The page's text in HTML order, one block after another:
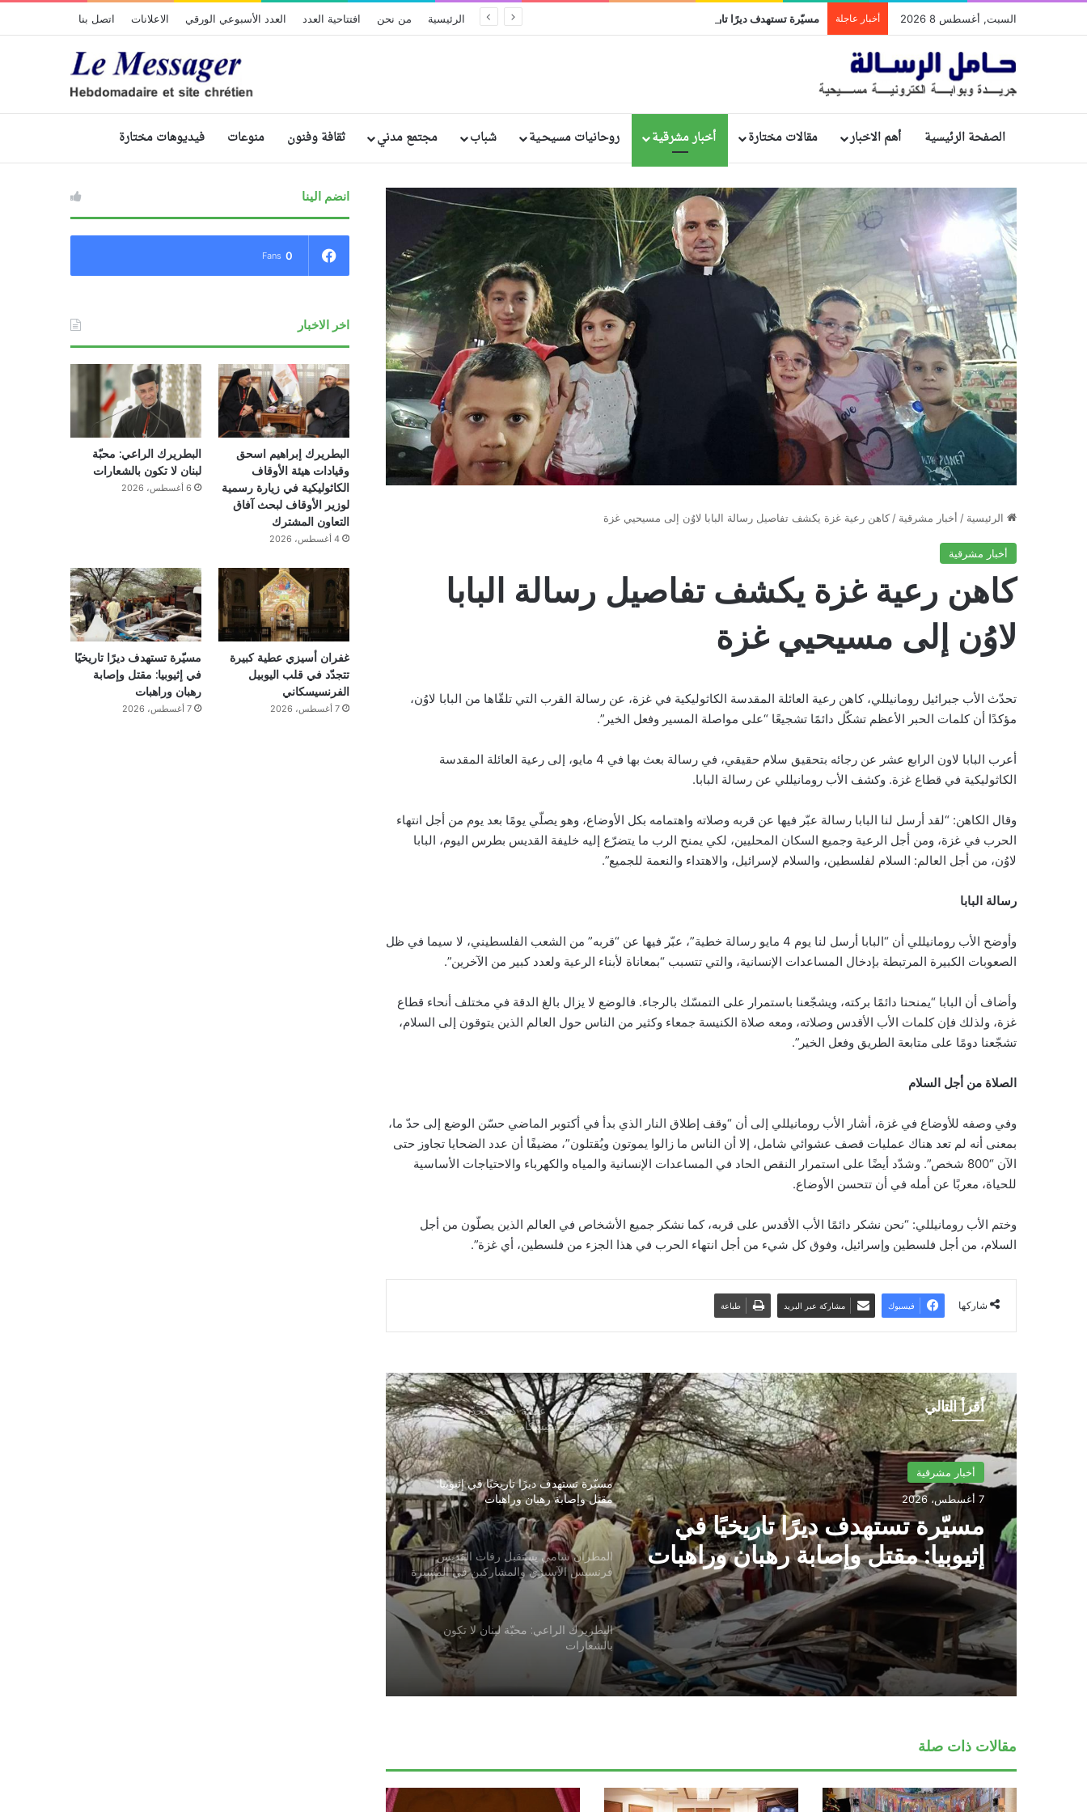
السبت, أغسطس 8 2026 أخبار عاجلة مسيّرة تستهدف ديرًا تاريخيًا في إثيوبيا: مقتل وإصابة رهبان وراهبات الرئيسية من نحن افتتاحية العدد العدد الأسبوعي الورقي الاعلانات اتصل بنا
الصفحة الرئيسية أهم الاخبار مقالات مختارة أخبار مشرقية روحانيات مسيحـية شباب مجتمع مدني ثقافة وفنون منوعات فيديوهات مختارة
الرئيسية / أخبار مشرقية /كاهن رعية غزة يكشف تفاصيل رسالة البابا لاوُن إلى مسيحيي غزة
أخبار مشرقية
كاهن رعية غزة يكشف تفاصيل رسالة البابا
لاوُن إلى مسيحيي غزة
تحدّث الأب جبرائيل رومانيللي، كاهن رعية العائلة المقدسة الكاثوليكية في غزة، عن رسالة القرب التي تلقّاها من البابا لاوُن،
مؤكدًا أن كلمات الحبر الأعظم تشكّل دائمًا تشجيعًا “على مواصلة المسير وفعل الخير”.
أعرب البابا لاون الرابع عشر عن رجائه بتحقيق سلام حقيقي، في رسالة بعث بها في 4 مايو، إلى رعية العائلة المقدسة
الكاثوليكية في قطاع غزة. وكشف الأب رومانيللي عن رسالة البابا.
وقال الكاهن: “لقد أرسل لنا البابا رسالة عبّر فيها عن قربه وصلاته واهتمامه بكل الأوضاع، وهو يصلّي يومًا بعد يوم من أجل انتهاء
الحرب في غزة، ومن أجل الرعية وجميع السكان المحليين، لكي يمنح الرب ما يتضرّع إليه خليفة القديس بطرس اليوم، البابا
لاوُن، من أجل العالم: السلام لفلسطين، والسلام لإسرائيل، والاهتداء والنعمة للجميع”.
رسالة البابا
وأوضح الأب رومانيللي أن “البابا أرسل لنا يوم 4 مايو رسالة خطية”، عبّر فيها عن “قربه” من الشعب الفلسطيني، لا سيما في ظل
الصعوبات الكبيرة المرتبطة بإدخال المساعدات الإنسانية، والتي تتسبب “بمعاناة لأبناء الرعية ولعدد كبير من الآخرين”.
وأضاف أن البابا “يمنحنا دائمًا بركته، ويشجّعنا باستمرار على التمسّك بالرجاء. فالوضع لا يزال بالغ الدقة في مختلف أنحاء قطاع
غزة، ولذلك فإن كلمات الأب الأقدس وصلاته، ومعه صلاة الكنيسة جمعاء وكثير من الناس حول العالم الذين يتوقون إلى السلام،
تشجّعنا دومًا على متابعة الطريق وفعل الخير”.
الصلاة من أجل السلام
وفي وصفه للأوضاع في غزة، أشار الأب رومانيللي إلى أن “وقف إطلاق النار الذي بدأ في أكتوبر الماضي حسّن الوضع إلى حدّ ما،
بمعنى أنه لم تعد هناك عمليات قصف عشوائي شامل، إلا أن الناس ما زالوا يموتون ويُقتلون”، مضيفًا أن عدد الضحايا تجاوز حتى
الآن “800 شخص”. وشدّد أيضًا على استمرار النقص الحاد في المساعدات الإنسانية والمياه والكهرباء والاحتياجات الأساسية
للحياة، معربًا عن أمله في أن تتحسن الأوضاع.
وختم الأب رومانيللي: “نحن نشكر دائمًا الأب الأقدس على قربه، كما نشكر جميع الأشخاص في العالم الذين يصلّون من أجل
السلام، من أجل فلسطين وإسرائيل، وفوق كل شيء من أجل انتهاء الحرب في هذا الجزء من فلسطين، أي غزة”.
شاركها فيسبوك مشاركة عبر البريد طباعة
أقرأ التالي
أخبار مشرقية
7 أغسطس، 2026
مسيّرة تستهدف ديرًا تاريخيًا في
إثيوبيا: مقتل وإصابة رهبان وراهبات
عون الكنيسة المتألمة ترحّب بخطة الحكومة
العراقية لإعادة العائلات المسيحية
الأوقاف لبحث آفاق التعاون المشترك
السورية تطالب بمعالجة جذرية
غفران أسيزي عطية كبيرة تتجدّد في قلب
اليوبيل الفرنسيسكاني
مسيّرة تستهدف ديرًا تاريخيًا في إثيوبيا:
مقتل وإصابة رهبان وراهبات
المطران شامي يستقبل رفات القديس
فرنسيس الآسيزي والمشاركين في المسيرة
الفرنسيسكانية الثالثة والثلاثين
البطريرك الراعي: محبّة لبنان لا تكون
بالشعارات
الكنيسة تؤكد أن السلام الحقيقي لا تصنعه
الأسلحة بل الثقة ونزع السلاح
مقالات ذات صلة
انضم الينا
0
Fans
اخر الاخبار
البطريرك إبراهيم اسحق
وقيادات هيئة الأوقاف
الكاثوليكية في زيارة رسمية
لوزير الأوقاف لبحث آفاق
التعاون المشترك
4 أغسطس، 2026
البطريرك الراعي: محبّة
لبنان لا تكون بالشعارات
6 أغسطس، 2026
غفران أسيزي عطية كبيرة
تتجدّد في قلب اليوبيل
الفرنسيسكاني
7 أغسطس، 2026
مسيّرة تستهدف ديرًا تاريخيًا
في إثيوبيا: مقتل وإصابة
رهبان وراهبات
7 أغسطس، 2026